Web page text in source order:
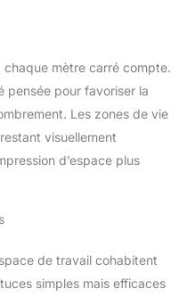
chaque mètre carré compte.
pensée pour favoriser la
Les zones de vie
visuellement
d’espace plus
de travail cohabitent
simples mais efficaces